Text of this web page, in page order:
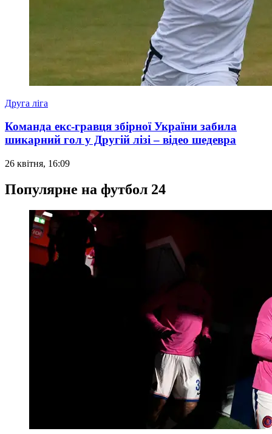
Друга ліга
Команда екс-гравця збірної України забила
шикарний гол у Другій лізі – відео шедевра
26 квітня, 16:09
Популярне на футбол 24